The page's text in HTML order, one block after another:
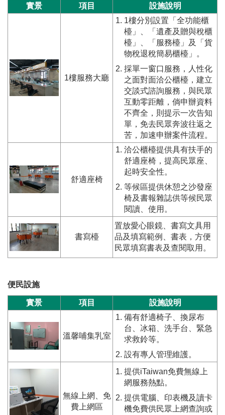
實景 項目 設施說明
1樓服務大廳
1樓分別設置「全功能櫃
檯」、「遺產及贈與稅櫃
檯」、「服務檯」及「貨
物稅退稅簡易櫃檯」。
採單一窗口服務，人性化
之面對面洽公櫃檯，建立
交談式諮詢服務，與民眾
互動零距離，倘申辦資料
不齊全，則提示一次告知
單，免去民眾奔波往返之
苦，加速申辦案件流程。
舒適座椅
洽公櫃檯提供具有扶手的
舒適座椅，提高民眾座、
起時安全性。
等候區提供休憩之沙發座
椅及書報雜誌供等候民眾
閱讀、使用。
書寫檯
置放愛心眼鏡、書寫文具用
品及填寫範例、書表，方便
民眾填寫書表及查閱取用。
便民設施
實景 項目 設施說明
溫馨哺集乳室
備有舒適椅子、換尿布
台、冰箱、洗手台、緊急
求救鈴等。
設有專人管理維護。
無線上網、免
費上網區
提供iTaiwan免費無線上
網服務熱點。
提供電腦、印表機及讀卡
機免費供民眾上網查詢或